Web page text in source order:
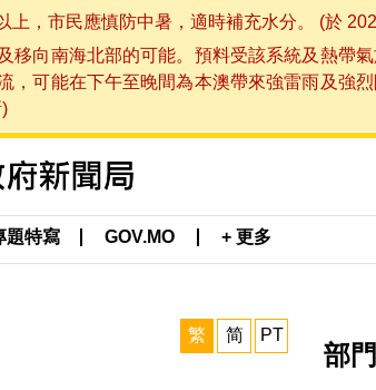
，市民應慎防中暑，適時補充水分。 (於
向南海北部的可能。預料受該系統及熱帶
可能在下午至晚間為本澳帶來強雷雨及強
題特寫 GOV.MO + 更多
繁 简 PT
部